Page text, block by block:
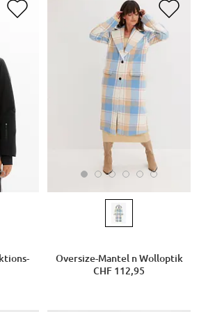
Oversize-Mantel n Wolloptik
CHF 112,95